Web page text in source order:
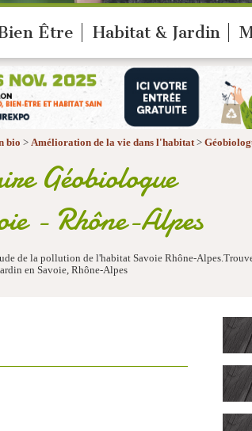
Être Habitat & Jardin
bio > Amélioration de la vie dans l'habitat>
Géobiologue
- Rhône-Alpes
de la pollution de l'habitat Savoie Rhône-
en Savoie, Rhône-Alpes